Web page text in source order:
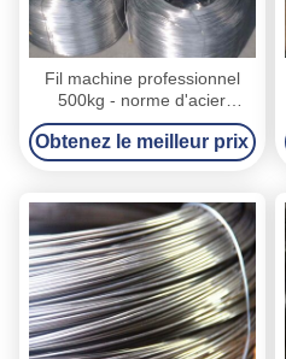
Fil machine professionnel
500kg - norme d'acier
inoxydable du poids ISO9001
de la bobine 2500kg
Obtenez le meilleur prix